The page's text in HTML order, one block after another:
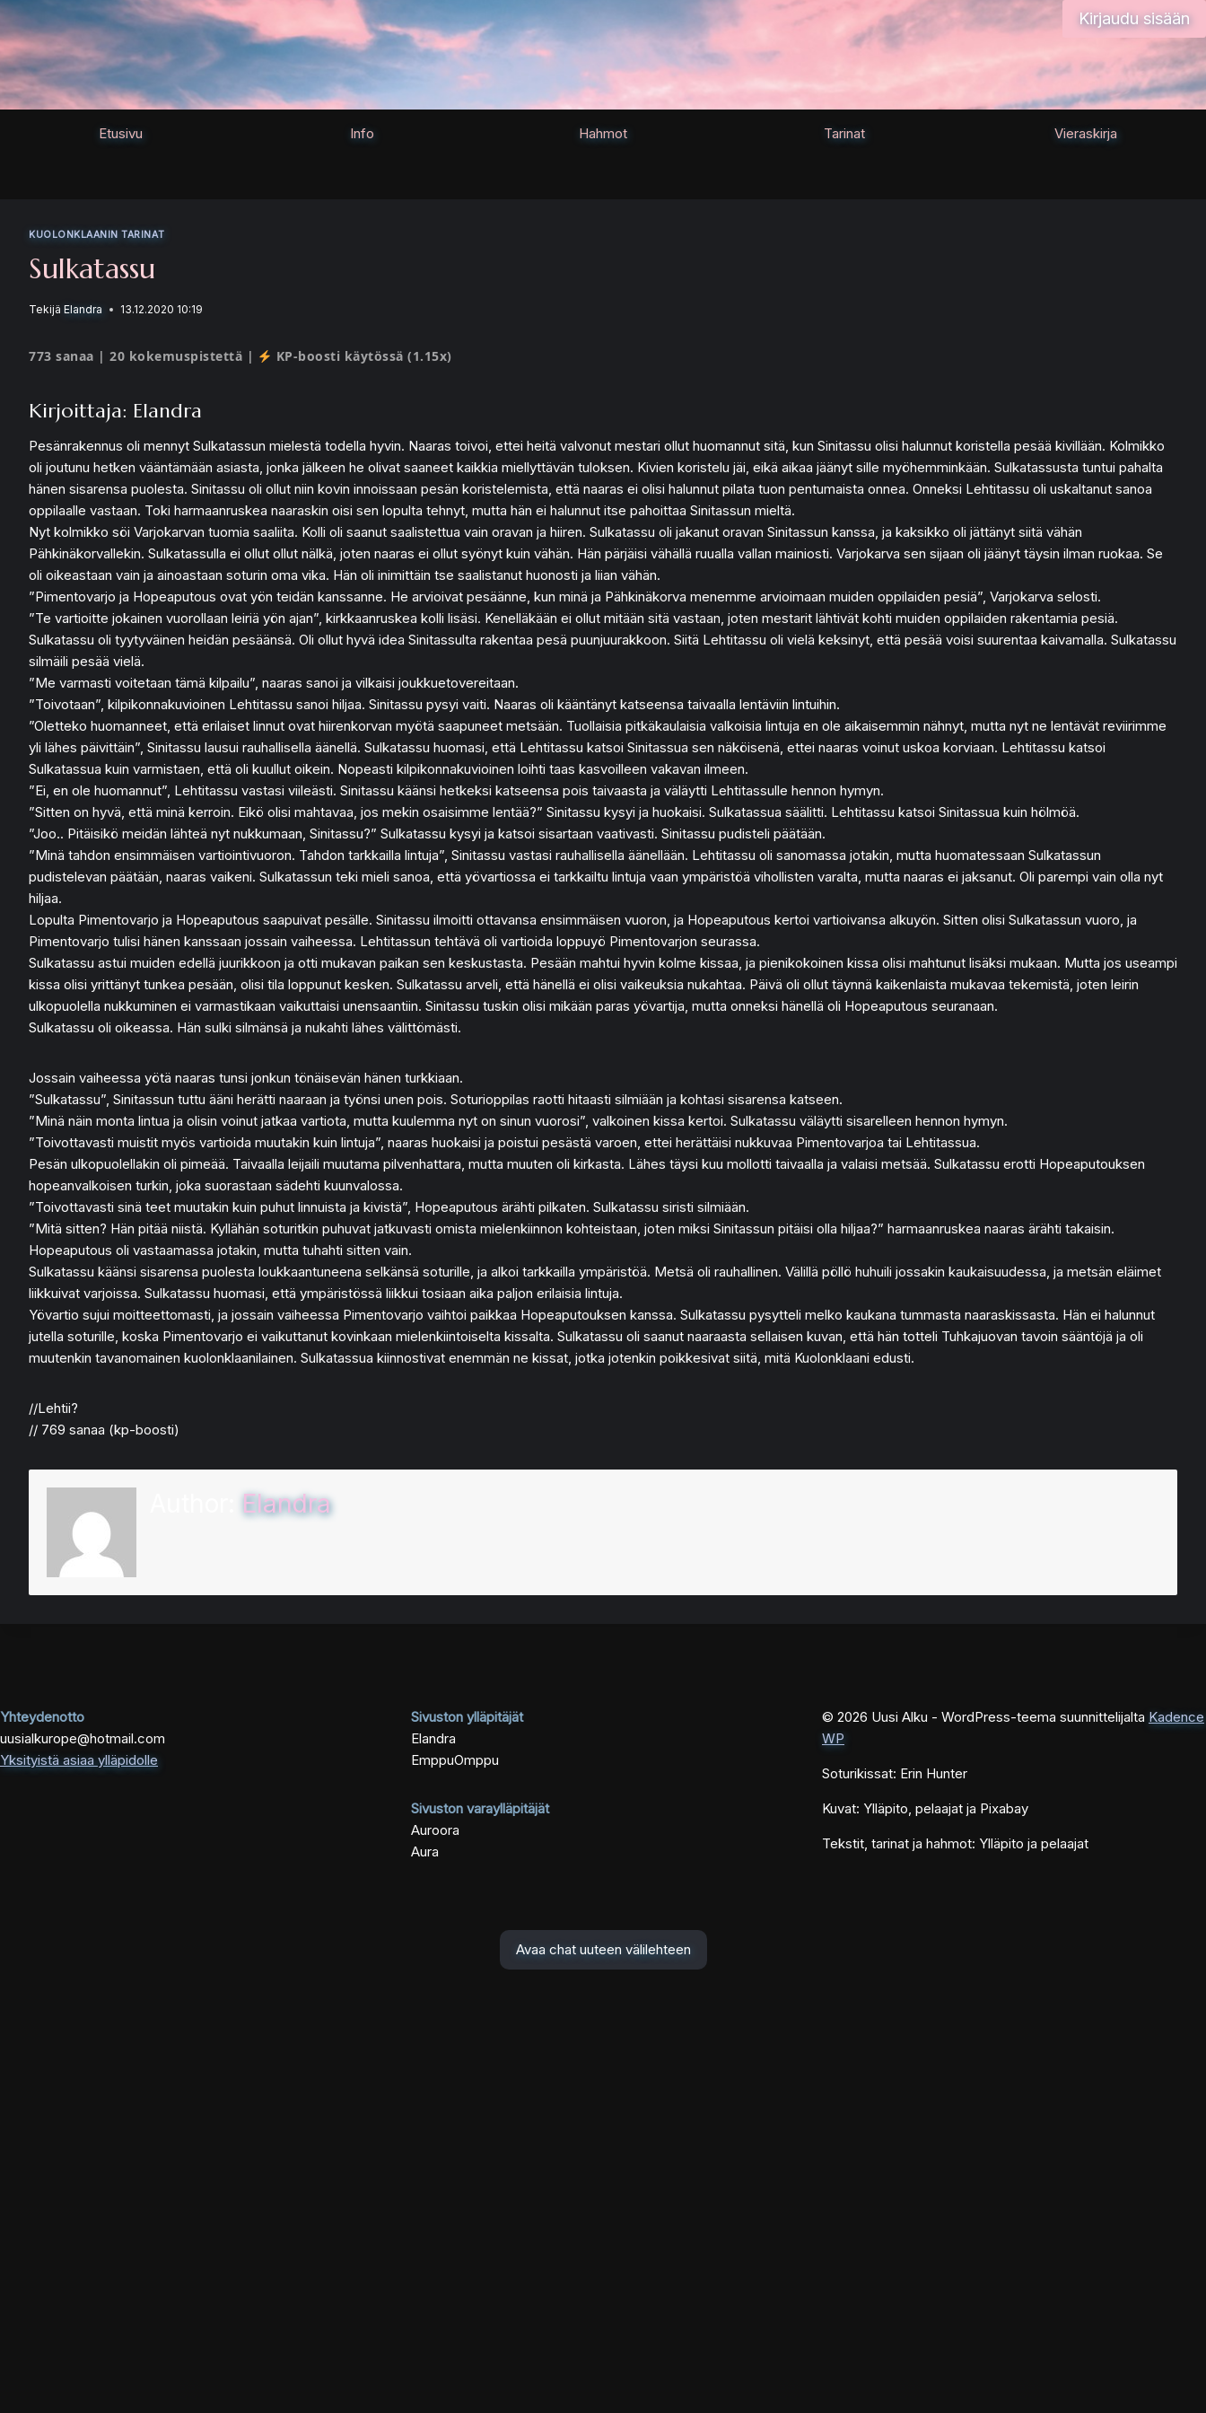
Siirry
sisältöön
Kirjaudu sisään
Etusivu Info Hahmot Tarinat Vieraskirja
KUOLONKLAANIN TARINAT
Sulkatassu
Tekijä Elandra 13.12.2020 10:19
773 sanaa | 20 kokemuspistettä | KP-boosti käytössä (1.15x)
Kirjoittaja: Elandra
Pesänrakennus oli mennyt Sulkatassun mielestä todella hyvin. Naaras toivoi, ettei heitä valvonut mestari ollut huomannut sitä, kun Sinitassu olisi halunnut koristella pesää kivillään. Kolmikko
oli joutunu hetken vääntämään asiasta, jonka jälkeen he olivat saaneet kaikkia miellyttävän tuloksen. Kivien koristelu jäi, eikä aikaa jäänyt sille myöhemminkään. Sulkatassusta tuntui pahalta
hänen sisarensa puolesta. Sinitassu oli ollut niin kovin innoissaan pesän koristelemista, että naaras ei olisi halunnut pilata tuon pentumaista onnea. Onneksi Lehtitassu oli uskaltanut sanoa
oppilaalle vastaan. Toki harmaanruskea naaraskin oisi sen lopulta tehnyt, mutta hän ei halunnut itse pahoittaa Sinitassun mieltä.
Nyt kolmikko söi Varjokarvan tuomia saaliita. Kolli oli saanut saalistettua vain oravan ja hiiren. Sulkatassu oli jakanut oravan Sinitassun kanssa, ja kaksikko oli jättänyt siitä vähän
Pähkinäkorvallekin. Sulkatassulla ei ollut ollut nälkä, joten naaras ei ollut syönyt kuin vähän. Hän pärjäisi vähällä ruualla vallan mainiosti. Varjokarva sen sijaan oli jäänyt täysin ilman ruokaa. Se
oli oikeastaan vain ja ainoastaan soturin oma vika. Hän oli inimittäin tse saalistanut huonosti ja liian vähän.
”Pimentovarjo ja Hopeaputous ovat yön teidän kanssanne. He arvioivat pesäänne, kun minä ja Pähkinäkorva menemme arvioimaan muiden oppilaiden pesiä”, Varjokarva selosti.
”Te vartioitte jokainen vuorollaan leiriä yön ajan”, kirkkaanruskea kolli lisäsi. Kenelläkään ei ollut mitään sitä vastaan, joten mestarit lähtivät kohti muiden oppilaiden rakentamia pesiä.
Sulkatassu oli tyytyväinen heidän pesäänsä. Oli ollut hyvä idea Sinitassulta rakentaa pesä puunjuurakkoon. Siitä Lehtitassu oli vielä keksinyt, että pesää voisi suurentaa kaivamalla. Sulkatassu
silmäili pesää vielä.
”Me varmasti voitetaan tämä kilpailu”, naaras sanoi ja vilkaisi joukkuetovereitaan.
”Toivotaan”, kilpikonnakuvioinen Lehtitassu sanoi hiljaa. Sinitassu pysyi vaiti. Naaras oli kääntänyt katseensa taivaalla lentäviin lintuihin.
”Oletteko huomanneet, että erilaiset linnut ovat hiirenkorvan myötä saapuneet metsään. Tuollaisia pitkäkaulaisia valkoisia lintuja en ole aikaisemmin nähnyt, mutta nyt ne lentävät reviirimme
yli lähes päivittäin”, Sinitassu lausui rauhallisella äänellä. Sulkatassu huomasi, että Lehtitassu katsoi Sinitassua sen näköisenä, ettei naaras voinut uskoa korviaan. Lehtitassu katsoi
Sulkatassua kuin varmistaen, että oli kuullut oikein. Nopeasti kilpikonnakuvioinen loihti taas kasvoilleen vakavan ilmeen.
”Ei, en ole huomannut”, Lehtitassu vastasi viileästi. Sinitassu käänsi hetkeksi katseensa pois taivaasta ja väläytti Lehtitassulle hennon hymyn.
”Sitten on hyvä, että minä kerroin. Eikö olisi mahtavaa, jos mekin osaisimme lentää?” Sinitassu kysyi ja huokaisi. Sulkatassua säälitti. Lehtitassu katsoi Sinitassua kuin hölmöä.
”Joo.. Pitäisikö meidän lähteä nyt nukkumaan, Sinitassu?” Sulkatassu kysyi ja katsoi sisartaan vaativasti. Sinitassu pudisteli päätään.
”Minä tahdon ensimmäisen vartiointivuoron. Tahdon tarkkailla lintuja”, Sinitassu vastasi rauhallisella äänellään. Lehtitassu oli sanomassa jotakin, mutta huomatessaan Sulkatassun
pudistelevan päätään, naaras vaikeni. Sulkatassun teki mieli sanoa, että yövartiossa ei tarkkailtu lintuja vaan ympäristöä vihollisten varalta, mutta naaras ei jaksanut. Oli parempi vain olla nyt
hiljaa.
Lopulta Pimentovarjo ja Hopeaputous saapuivat pesälle. Sinitassu ilmoitti ottavansa ensimmäisen vuoron, ja Hopeaputous kertoi vartioivansa alkuyön. Sitten olisi Sulkatassun vuoro, ja
Pimentovarjo tulisi hänen kanssaan jossain vaiheessa. Lehtitassun tehtävä oli vartioida loppuyö Pimentovarjon seurassa.
Sulkatassu astui muiden edellä juurikkoon ja otti mukavan paikan sen keskustasta. Pesään mahtui hyvin kolme kissaa, ja pienikokoinen kissa olisi mahtunut lisäksi mukaan. Mutta jos useampi
kissa olisi yrittänyt tunkea pesään, olisi tila loppunut kesken. Sulkatassu arveli, että hänellä ei olisi vaikeuksia nukahtaa. Päivä oli ollut täynnä kaikenlaista mukavaa tekemistä, joten leirin
ulkopuolella nukkuminen ei varmastikaan vaikuttaisi unensaantiin. Sinitassu tuskin olisi mikään paras yövartija, mutta onneksi hänellä oli Hopeaputous seuranaan.
Sulkatassu oli oikeassa. Hän sulki silmänsä ja nukahti lähes välittömästi.
Jossain vaiheessa yötä naaras tunsi jonkun tönäisevän hänen turkkiaan.
”Sulkatassu”, Sinitassun tuttu ääni herätti naaraan ja työnsi unen pois. Soturioppilas raotti hitaasti silmiään ja kohtasi sisarensa katseen.
”Minä näin monta lintua ja olisin voinut jatkaa vartiota, mutta kuulemma nyt on sinun vuorosi”, valkoinen kissa kertoi. Sulkatassu väläytti sisarelleen hennon hymyn.
”Toivottavasti muistit myös vartioida muutakin kuin lintuja”, naaras huokaisi ja poistui pesästä varoen, ettei herättäisi nukkuvaa Pimentovarjoa tai Lehtitassua.
Pesän ulkopuolellakin oli pimeää. Taivaalla leijaili muutama pilvenhattara, mutta muuten oli kirkasta. Lähes täysi kuu mollotti taivaalla ja valaisi metsää. Sulkatassu erotti Hopeaputouksen
hopeanvalkoisen turkin, joka suorastaan sädehti kuunvalossa.
”Toivottavasti sinä teet muutakin kuin puhut linnuista ja kivistä”, Hopeaputous ärähti pilkaten. Sulkatassu siristi silmiään.
”Mitä sitten? Hän pitää niistä. Kyllähän soturitkin puhuvat jatkuvasti omista mielenkiinnon kohteistaan, joten miksi Sinitassun pitäisi olla hiljaa?” harmaanruskea naaras ärähti takaisin.
Hopeaputous oli vastaamassa jotakin, mutta tuhahti sitten vain.
Sulkatassu käänsi sisarensa puolesta loukkaantuneena selkänsä soturille, ja alkoi tarkkailla ympäristöä. Metsä oli rauhallinen. Välillä pöllö huhuili jossakin kaukaisuudessa, ja metsän eläimet
liikkuivat varjoissa. Sulkatassu huomasi, että ympäristössä liikkui tosiaan aika paljon erilaisia lintuja.
Yövartio sujui moitteettomasti, ja jossain vaiheessa Pimentovarjo vaihtoi paikkaa Hopeaputouksen kanssa. Sulkatassu pysytteli melko kaukana tummasta naaraskissasta. Hän ei halunnut
jutella soturille, koska Pimentovarjo ei vaikuttanut kovinkaan mielenkiintoiselta kissalta. Sulkatassu oli saanut naaraasta sellaisen kuvan, että hän totteli Tuhkajuovan tavoin sääntöjä ja oli
muutenkin tavanomainen kuolonklaanilainen. Sulkatassua kiinnostivat enemmän ne kissat, jotka jotenkin poikkesivat siitä, mitä Kuolonklaani edusti.
//Lehtii?
// 769 sanaa (kp-boosti)
Elandra
Yhteydenotto
uusialkurope@hotmail.com
Yksityistä asiaa ylläpidolle
Sivuston ylläpitäjät
Elandra
EmppuOmppu
Sivuston varaylläpitäjät
Auroora
Aura
© 2026 Uusi Alku - WordPress-teema suunnittelijalta Kadence
WP
Soturikissat: Erin Hunter
Kuvat: Ylläpito, pelaajat ja Pixabay
Tekstit, tarinat ja hahmot: Ylläpito ja pelaajat
Avaa chat uuteen välilehteen